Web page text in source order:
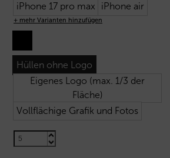
iPhone 17 pro max
iPhone air
+ mehr Varianten hinzufügen
Hüllen ohne Logo
Eigenes Logo (max. 1/3 der
Fläche)
Vollflächige Grafik und Fotos